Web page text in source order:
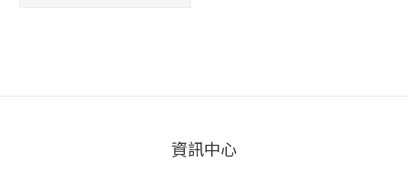
資訊中心